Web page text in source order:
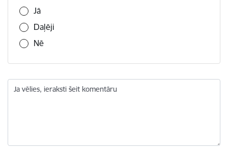
Jā
Daļēji
Nē
Ja vēlies, ieraksti šeit komentāru